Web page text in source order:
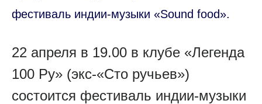
фестиваль индии-музыки «Sound food».
22 апреля в 19.00 в клубе «Легенда
100 Ру» (экс-«Сто ручьев»)
состоится фестиваль индии-музыки